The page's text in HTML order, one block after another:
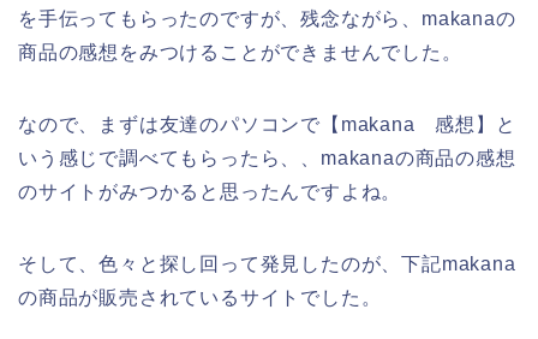
を手伝ってもらったのですが、残念ながら、makanaの
商品の感想をみつけることができませんでした。
なので、まずは友達のパソコンで【makana 感想】と
いう感じで調べてもらったら、、makanaの商品の感想
のサイトがみつかると思ったんですよね。
そして、色々と探し回って発見したのが、下記makana
の商品が販売されているサイトでした。